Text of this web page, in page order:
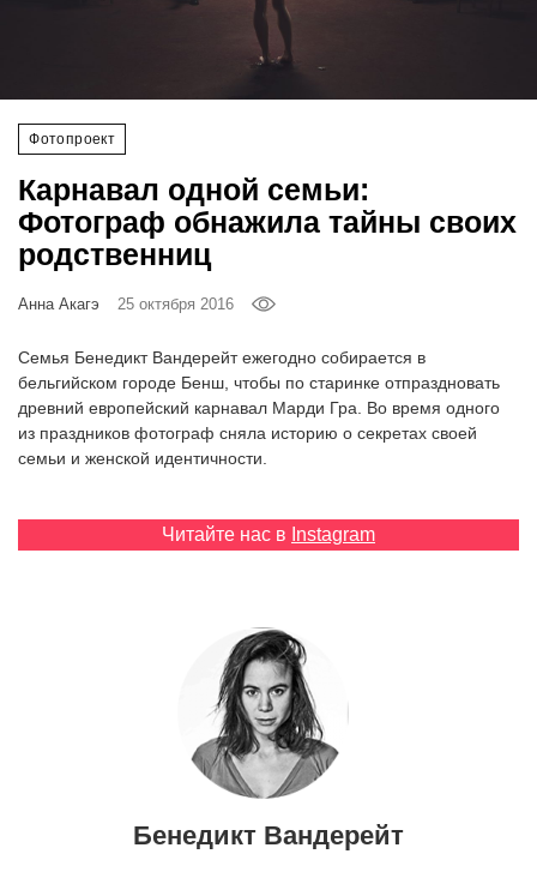
Фотопроект
Карнавал одной семьи:
Фотограф обнажила тайны своих
родственниц
Анна Акагэ 25 октября 2016
Семья Бенедикт Вандерейт ежегодно собирается в
бельгийском городе Бенш, чтобы по старинке отпраздновать
древний европейский карнавал Марди Гра. Во время одного
из праздников фотограф сняла историю о секретах своей
семьи и женской идентичности.
Читайте нас в Instagram
Бенедикт Вандерейт